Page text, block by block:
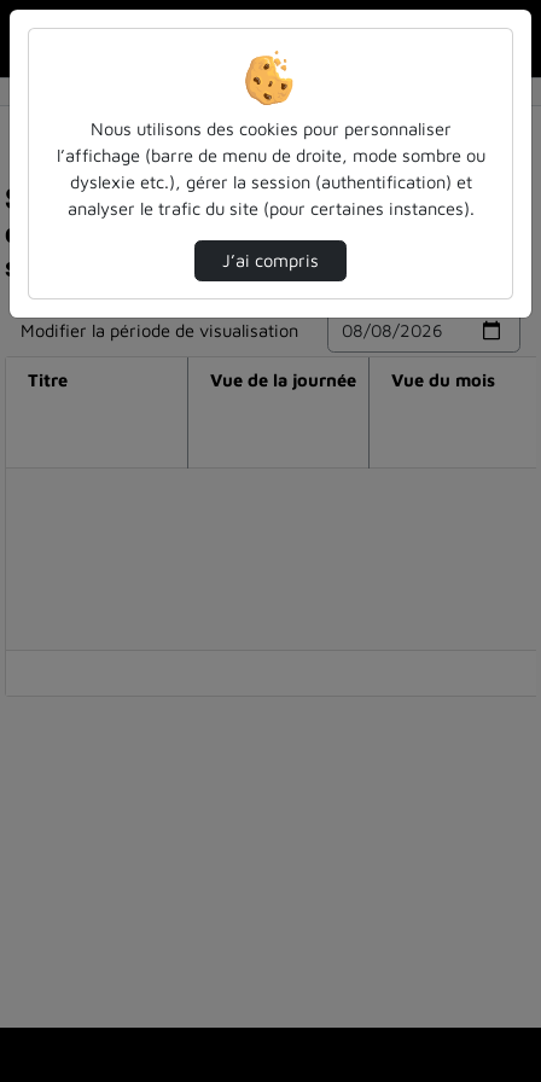
Statistiques de visualisation de la vidéo Verres,
optimisation et trous noirs : des liens
surprenants ! - leticia cugliandolo
Modifier la période de visualisation
Titre Vue de la journée Vue du mois
Nous utilisons des cookies pour personnaliser
l’affichage (barre de menu de droite, mode sombre ou
dyslexie etc.), gérer la session (authentification) et
analyser le trafic du site (pour certaines instances).
J’ai compris